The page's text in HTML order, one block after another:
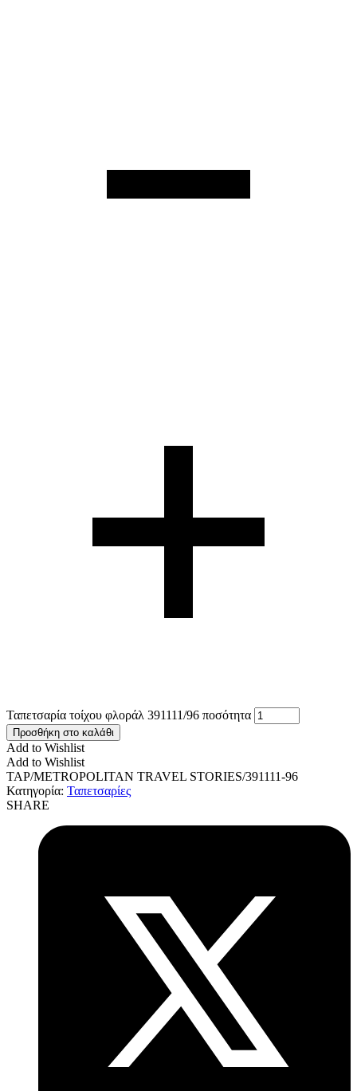
Ταπετσαρία τοίχου φλοράλ 391111/96 ποσότητα
Προσθήκη στο καλάθι
Add to Wishlist
Add to Wishlist
TAP/METROPOLITAN TRAVEL STORIES/391111-96
Κατηγορία: Ταπετσαρίες
SHARE